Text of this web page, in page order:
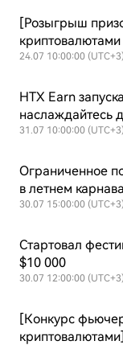
[Розыгрыш
криптовалютами
— 100% выигрыш
24.07 10:00:00
HTX Earn
наслаждайтесь
31.07 10:00:00
Ограниченное
в летнем
выигрывайте
30.07 15:00:00
Стартовал
$10 000
30.07 12:00:00
[Конкурс